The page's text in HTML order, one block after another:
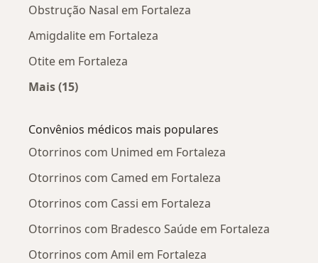
Obstrução Nasal em Fortaleza
Amigdalite em Fortaleza
Otite em Fortaleza
Mais (15)
Convênios médicos mais populares
Otorrinos com Unimed em Fortaleza
Otorrinos com Camed em Fortaleza
Otorrinos com Cassi em Fortaleza
Otorrinos com Bradesco Saúde em Fortaleza
Otorrinos com Amil em Fortaleza